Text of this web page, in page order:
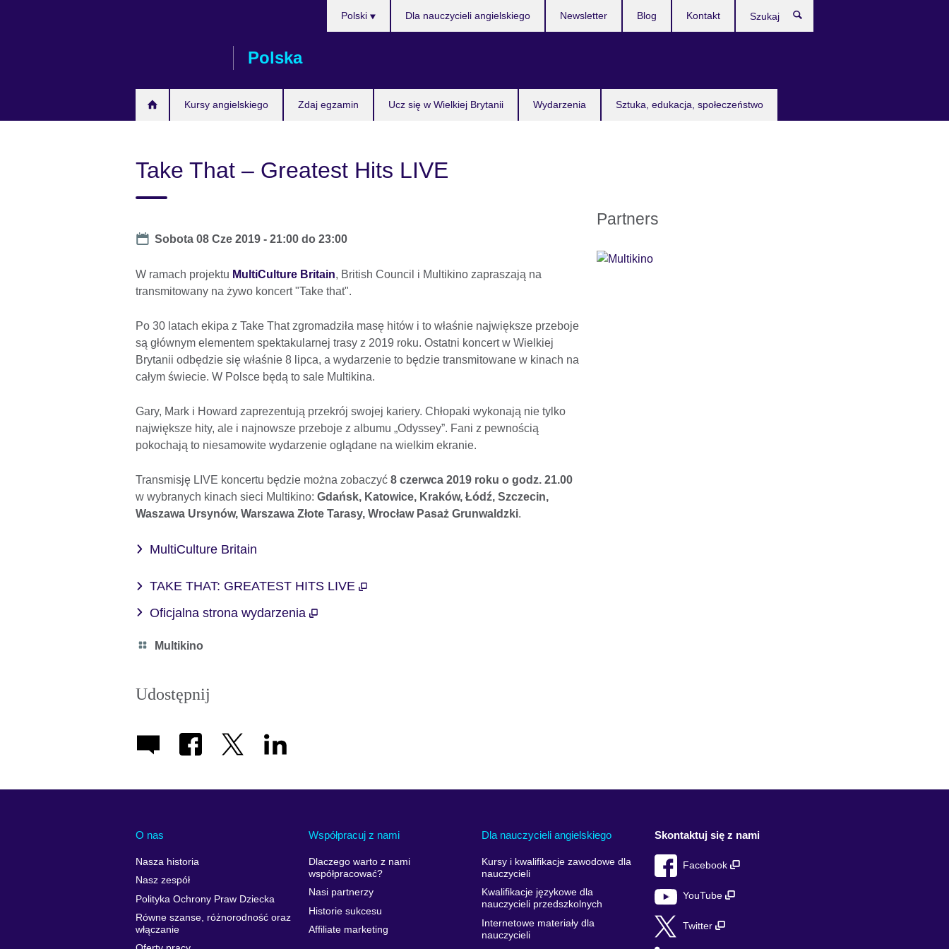
Polska
Kursy angielskiego Zdaj egzamin Ucz się w Wielkiej Brytanii Wydarzenia Sztuka, edukacja, społeczeństwo
Polski Dla nauczycieli angielskiego Newsletter Blog Kontakt
Take That – Greatest Hits LIVE
Date
Sobota 08 Cze 2019 -21:00 do23:00
W ramach projektu MultiCulture Britain, British Council i Multikino zapraszają na
transmitowany na żywo koncert "Take that".
Po 30 latach ekipa z Take That zgromadziła masę hitów i to właśnie największe przeboje
są głównym elementem spektakularnej trasy z 2019 roku. Ostatni koncert w Wielkiej
Brytanii odbędzie się właśnie 8 lipca, a wydarzenie to będzie transmitowane w kinach na
całym świecie. W Polsce będą to sale Multikina.
Gary, Mark i Howard zaprezentują przekrój swojej kariery. Chłopaki wykonają nie tylko
największe hity, ale i najnowsze przeboje z albumu „Odyssey”. Fani z pewnością
pokochają to niesamowite wydarzenie oglądane na wielkim ekranie.
Transmisję LIVE koncertu będzie można zobaczyć 8 czerwca 2019 roku o godz. 21.00
w wybranych kinach sieci Multikino: Gdańsk, Katowice, Kraków, Łódź, Szczecin,
Waszawa Ursynów, Warszawa Złote Tarasy, Wrocław Pasaż Grunwaldzki.
MultiCulture Britain
TAKE THAT: GREATEST HITS LIVE
Oficjalna strona wydarzenia
Category
Multikino
Udostępnij
Partners
O nas
Nasza historia
Nasz zespół
Polityka Ochrony Praw Dziecka
Równe szanse, różnorodność oraz
włączanie
Współpracuj z nami
Dlaczego warto z nami
współpracować?
Nasi partnerzy
Historie sukcesu
Affiliate marketing
Dla nauczycieli angielskiego
Kursy i kwalifikacje zawodowe dla
nauczycieli
Kwalifikacje językowe dla
nauczycieli przedszkolnych
Internetowe materiały dla
nauczycieli
Skontaktuj się z nami
Facebook
YouTube
Twitter